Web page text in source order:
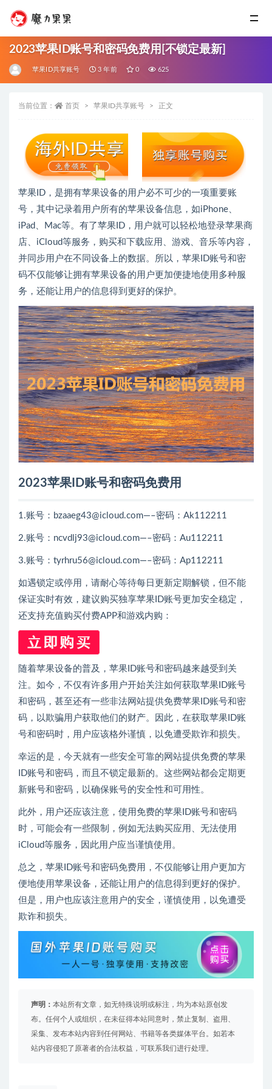
2023苹果ID账号和密码免费用[不锁定最新]
苹果ID共享账号 3 年前 0 625
当前位置： 首页 苹果ID共享账号 正文
苹果ID，是拥有苹果设备的用户必不可少的一项重要账
号，其中记录着用户所有的苹果设备信息，如iPhone、
iPad、Mac等。有了苹果ID，用户就可以轻松地登录苹果商
店、iCloud等服务，购买和下载应用、游戏、音乐等内容，
并同步用户在不同设备上的数据。所以，苹果ID账号和密
码不仅能够让拥有苹果设备的用户更加便捷地使用多种服
务，还能让用户的信息得到更好的保护。
2023苹果ID账号和密码免费用
1.账号：bzaaeg43@icloud.com—–密码：Ak112211
2.账号：ncvdlj93@icloud.com—–密码：Au112211
3.账号：tyrhru56@icloud.com—–密码：Ap112211
如遇锁定或停用，请耐心等待每日更新定期解锁，但不能
保证实时有效，建议购买独享苹果ID账号更加安全稳定，
还支持充值购买付费APP和游戏内购：
随着苹果设备的普及，苹果ID账号和密码越来越受到关
注。如今，不仅有许多用户开始关注如何获取苹果ID账号
和密码，甚至还有一些非法网站提供免费苹果ID账号和密
码，以欺骗用户获取他们的财产。因此，在获取苹果ID账
号和密码时，用户应该格外谨慎，以免遭受欺诈和损失。
幸运的是，今天就有一些安全可靠的网站提供免费的苹果
ID账号和密码，而且不锁定最新的。这些网站都会定期更
新账号和密码，以确保账号的安全性和可用性。
此外，用户还应该注意，使用免费的苹果ID账号和密码
时，可能会有一些限制，例如无法购买应用、无法使用
iCloud等服务，因此用户应当谨慎使用。
总之，苹果ID账号和密码免费用，不仅能够让用户更加方
便地使用苹果设备，还能让用户的信息得到更好的保护。
但是，用户也应该注意用户的安全，谨慎使用，以免遭受
欺诈和损失。
声明： 本站所有文章，如无特殊说明或标注，均为本站原创发
布。任何个人或组织，在未征得本站同意时，禁止复制、盗用、
采集、发布本站内容到任何网站、书籍等各类媒体平台。如若本
站内容侵犯了原著者的合法权益，可联系我们进行处理。